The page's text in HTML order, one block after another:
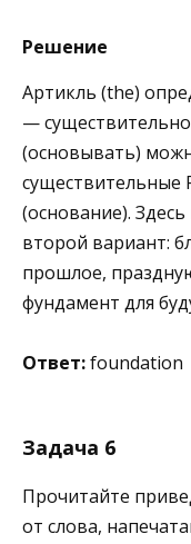
Решение
Артикль (the)
—
(основывать)
существительные
(основание).
второй вариант:
прошлое,
фундамент для
Ответ:foundation
Задача 6
Прочитайте
от слова,